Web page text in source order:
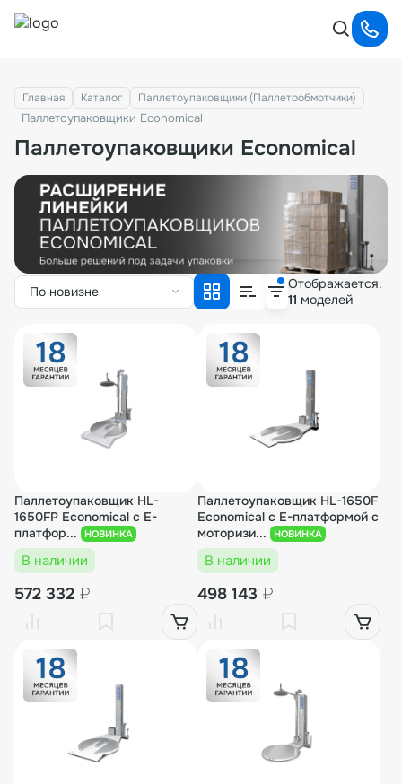
Главная Каталог Паллетоупаковщики (Паллетообмотчики)
Паллетоупаковщики Economical
Паллетоупаковщики Economical
По новизне
Отображается:
11 моделей
Паллетоупаковщик HL-
1650FP Economical с E-
платфор...
НОВИНКА
В наличии
572 332 ₽
Паллетоупаковщик HL-1650F
Economical с E-платформой с
моторизи...
НОВИНКА
В наличии
498 143 ₽